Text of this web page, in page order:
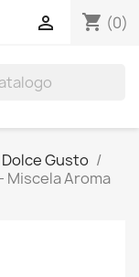
shopping_cart (0)

Dolce Gusto
Miscela Aroma